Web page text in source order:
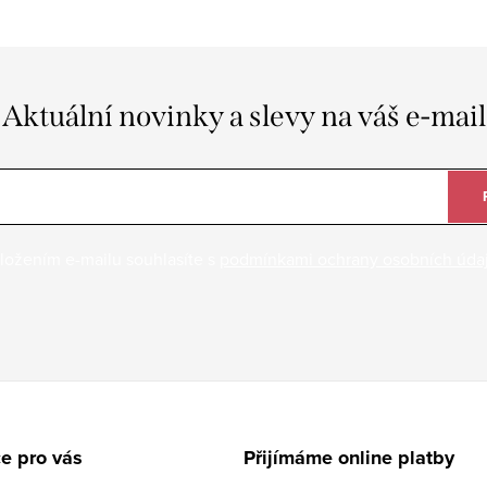
Aktuální novinky a slevy na váš e-mail
pro vás Přijímáme online platby